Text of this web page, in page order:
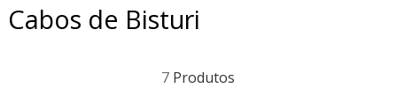
Cabos de Bisturi
7